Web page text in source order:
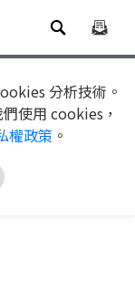
分析技術。
使用 cookies，
權政策 。